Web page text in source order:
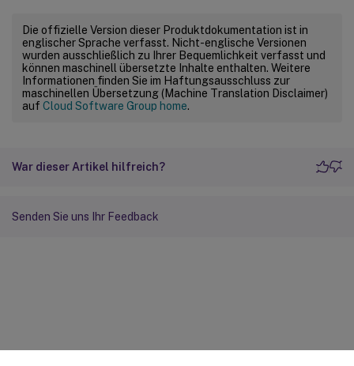
Die offizielle Version dieser Produktdokumentation ist in
englischer Sprache verfasst. Nicht-englische Versionen
wurden ausschließlich zu Ihrer Bequemlichkeit verfasst und
können maschinell übersetzte Inhalte enthalten. Weitere
Informationen finden Sie im Haftungsausschluss zur
maschinellen Übersetzung (Machine Translation Disclaimer)
auf Cloud Software Group home.
War dieser Artikel hilfreich?
Senden Sie uns Ihr Feedback